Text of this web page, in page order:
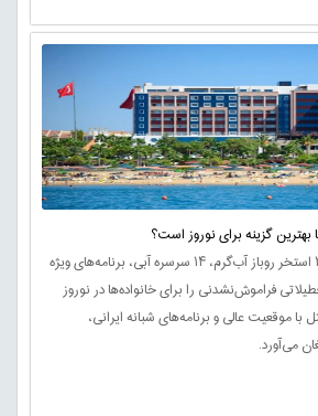
بهترین گزینه برای نوروز است؟
هتل کاملیا سلین آنتالیا با ۲ استخر روباز آب‌گرم، ۱۴ سرسره آبی، برنامه‌های ویژه
فراموش‌نشدنی را برای خانواده‌ها در نوروز
با موقعیت عالی و برنامه‌های شبانه ایرانی،
می‌آورد.